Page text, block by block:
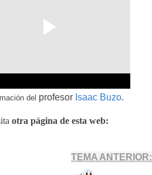
del profesor Isaac Buzo.
otra página de esta web:
TEMA ANTERIOR: